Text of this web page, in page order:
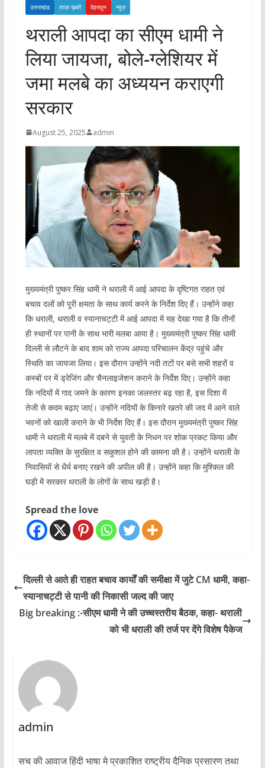
उत्तराखंड ताज़ा ख़बरें देहरादून न्यूज़
थराली आपदा का सीएम धामी ने
लिया जायजा, बोले-ग्लेशियर में
जमा मलबे का अध्ययन कराएगी
सरकार
August 25, 2025 admin
मुख्यमंत्री पुष्कर सिंह धामी ने थराली में आई आपदा के दृष्टिगत राहत एवं
बचाव दलों को पूरी क्षमता के साथ कार्य करने के निर्देश दिए हैं। उन्हाेंने कहा
कि धराली, थराली व स्यानाचट्टी में आई आपदा में यह देखा गया है कि तीनों
ही स्थानों पर पानी के साथ भारी मलबा आया है। मुख्यमंत्री पुष्कर सिंह धामी
दिल्ली से लौटने के बाद शाम को राज्य आपदा परिचालन केंद्र पहुंचे और
स्थिति का जायजा लिया। इस दौरान उन्होंने नदी तटों पर बसे सभी शहरों व
कस्बों पर में ड्रेजिंग और चैनलाइजेशन कराने के निर्देश दिए। उन्होंने कहा
कि नदियों में गाद जमने के कारण इनका जलस्तर बढ़ रहा है, इस दिशा में
तेजी से कदम बढ़ाए जाएं। उन्हाेंने नदियों के किनारे खतरे की जद में आने वाले
भवनों को खाली कराने के भी निर्देश दिए हैं। इस दौरान मुख्यमंत्री पुष्कर सिंह
धामी ने थराली में मलबे में दबने से युवती के निधन पर शोक प्रकट किया और
लापता व्यक्ति के सुरक्षित व सकुशल होने की कामना की है। उन्होंने थराली के
निवासियों से धैर्य बनाए रखने की अपील की है। उन्होंने कहा कि मुश्किल की
घड़ी में सरकार थराली के लोगों के साथ खड़ी है।
Spread the love
दिल्ली से आते ही राहत बचाव कार्यों की समीक्षा में जुटे CM धामी, कहा-
स्यानाचट्टी से पानी की निकासी जल्द की जाए
Big breaking :-सीएम धामी ने की उच्चस्तरीय बैठक, कहा- थराली
को भी धराली की तर्ज पर देंगे विशेष पैकेज
admin
सच की आवाज हिंदी भाषा मे प्रकाशित राष्ट्रीय दैनिक प्रसारण तथा